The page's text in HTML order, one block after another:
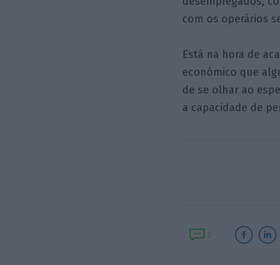
com os operários
Está na hora de
económico que
de se olhar ao
a capacidade de
2